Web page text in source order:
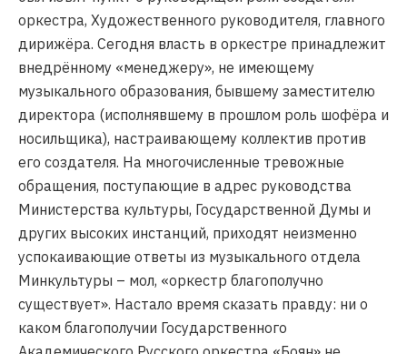
оркестра, Художественного руководителя, главного
дирижёра. Сегодня власть в оркестре принадлежит
внедрённому «менеджеру», не имеющему
музыкального образования, бывшему заместителю
директора (исполнявшему в прошлом роль шофёра и
носильщика), настраивающему коллектив против
его создателя. На многочисленные тревожные
обращения, поступающие в адрес руководства
Министерства культуры, Государственной Думы и
других высоких инстанций, приходят неизменно
успокаивающие ответы из музыкального отдела
Минкультуры – мол, «оркестр благополучно
существует». Настало время сказать правду: ни о
каком благополучии Государственного